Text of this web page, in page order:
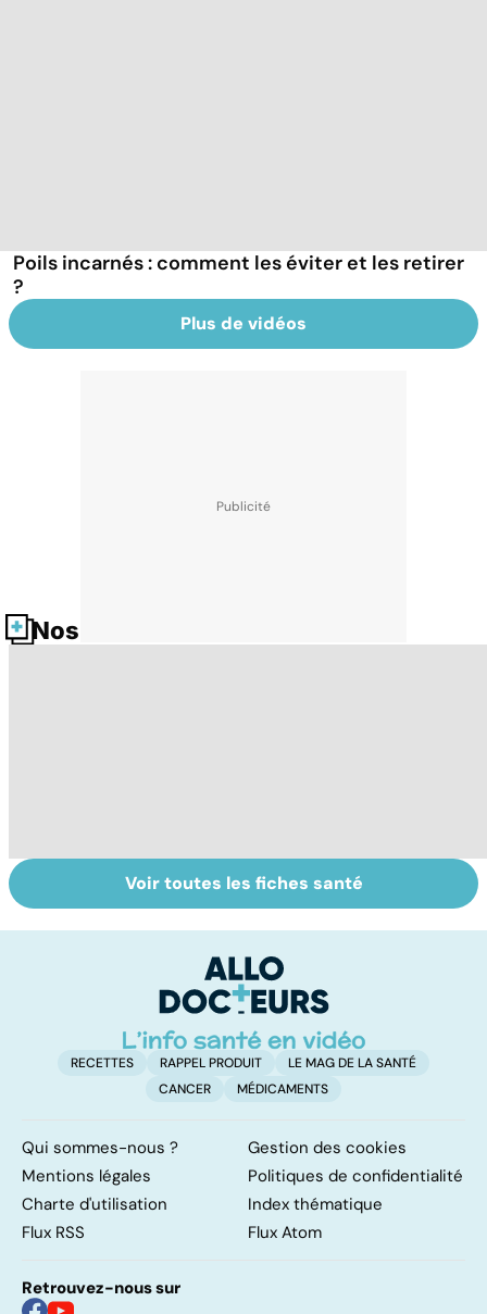
Poils incarnés : comment les éviter et les retirer
?
Plus de vidéos
Nos fiches santé
Le tramadol, un
médicament à
Le mystère de la
fibromyalgie
Voir toutes les fiches santé
RECETTES RAPPEL PRODUIT
LE MAG DE LA SANTÉ
CANCER
MÉDICAMENTS
Qui sommes-nous ?
Gestion des cookies
Mentions légales
Politiques de confidentialité
Charte d'utilisation
Index thématique
Flux RSS
Flux Atom
Retrouvez-nous sur